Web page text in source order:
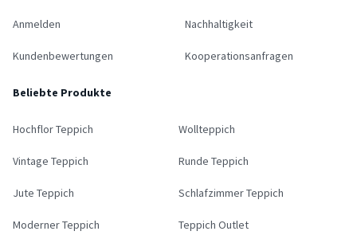
Anmelden
Kundenbewertungen
Nachhaltigkeit
Kooperationsanfragen
Beliebte Produkte
Hochflor Teppich Wollteppich
Vintage Teppich Runde Teppich
Jute Teppich Schlafzimmer Teppich
Moderner Teppich Teppich Outlet